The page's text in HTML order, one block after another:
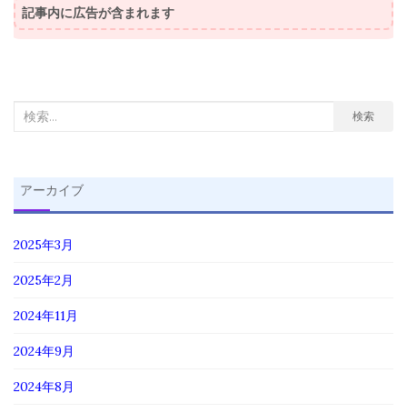
記事内に広告が含まれます
検
象:
検索
アーカイブ
2025年3月
2025年2月
2024年11月
2024年9月
2024年8月